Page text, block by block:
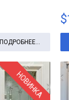
ПОДРОБНЕЕ...
$
НОВИНКА